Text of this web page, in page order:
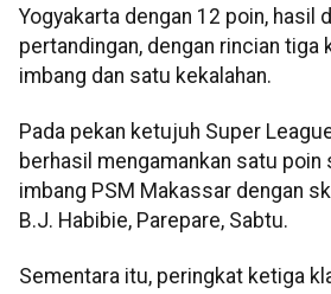
Yogyakarta dengan 12 poin, hasil
pertandingan, dengan rincian tiga
imbang dan satu kekalahan.
Pada pekan ketujuh Super
berhasil mengamankan satu poin
imbang PSM Makassar dengan
B.J. Habibie, Parepare, Sabtu.
Sementara itu, peringkat ketiga